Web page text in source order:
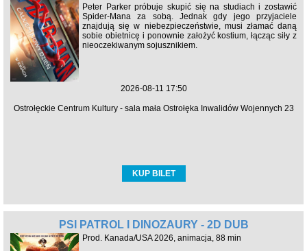
Peter Parker próbuje skupić się na studiach i zostawić
Spider-Mana za sobą. Jednak gdy jego przyjaciele
znajdują się w niebezpieczeństwie, musi złamać daną
sobie obietnicę i ponownie założyć kostium, łącząc siły z
nieoczekiwanym sojusznikiem.
2026-08-11 17:50
Ostrołęckie Centrum Kultury - sala mała Ostrołęka Inwalidów Wojennych 23
KUP BILET
PSI PATROL I DINOZAURY - 2D DUB
Prod. Kanada/USA 2026, animacja, 88 min